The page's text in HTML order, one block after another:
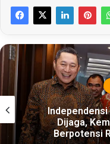
Dijaga,
Berpotensi